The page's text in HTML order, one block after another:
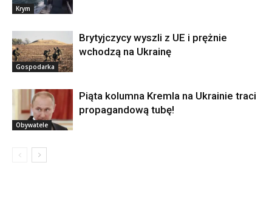
Krym
Gospodarka
Brytyjczycy wyszli z UE i prężnie
wchodzą na Ukrainę
Obywatele
Piąta kolumna Kremla na Ukrainie traci
propagandową tubę!